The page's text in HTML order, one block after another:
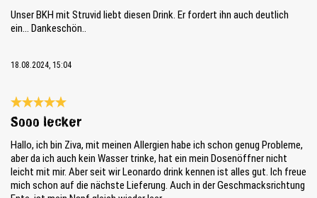
Unser BKH mit Struvid liebt diesen Drink. Er fordert ihn auch deutlich
ein... Dankeschön..
18.08.2024, 15:04
Reseña con calificación de 5 de 5 estrellas
Sooo lecker
Hallo, ich bin Ziva, mit meinen Allergien habe ich schon genug Probleme,
aber da ich auch kein Wasser trinke, hat ein mein Dosenöffner nicht
leicht mit mir. Aber seit wir Leonardo drink kennen ist alles gut. Ich freue
mich schon auf die nächste Lieferung. Auch in der Geschmacksrichtung